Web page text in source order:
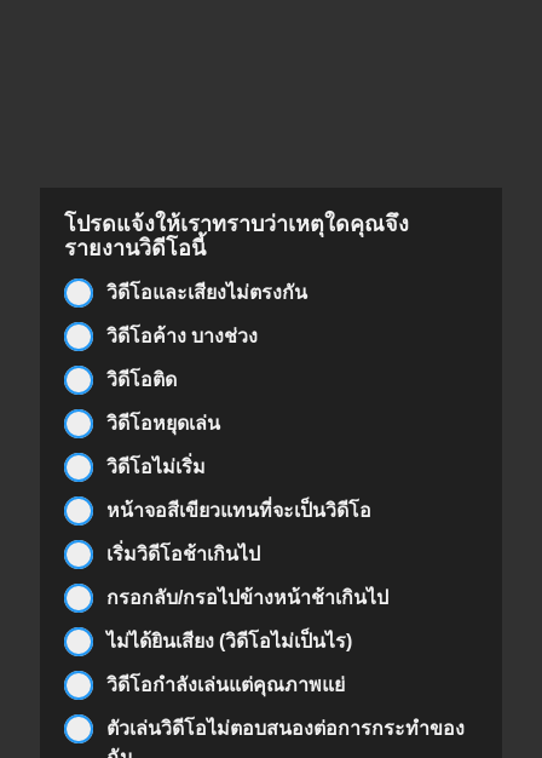
โปรดแจ้งให้เราทราบว่าเหตุใดคุณจึง
รายงานวิดีโอนี้
วิดีโอและเสียงไม่ตรงกัน
วิดีโอค้าง บางช่วง
วิดีโอติด
วิดีโอหยุดเล่น
วิดีโอไม่เริ่ม
หน้าจอสีเขียวแทนที่จะเป็นวิดีโอ
เริ่มวิดีโอช้าเกินไป
กรอกลับ/กรอไปข้างหน้าช้าเกินไป
ไม่ได้ยินเสียง (วิดีโอไม่เป็นไร)
วิดีโอกำลังเล่นแต่คุณภาพแย่
ตัวเล่นวิดีโอไม่ตอบสนองต่อการกระทำของ